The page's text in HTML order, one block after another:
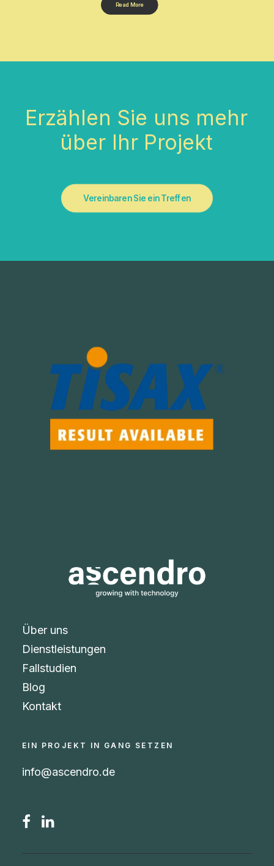
Read More
Erzählen Sie uns mehr
über Ihr Projekt
Vereinbaren Sie ein Treffen
Über uns
Dienstleistungen
Fallstudien
Blog
Kontakt
EIN PROJEKT IN GANG SETZEN
info@ascendro.de